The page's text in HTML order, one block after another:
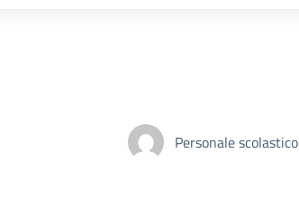
Personale scolastico